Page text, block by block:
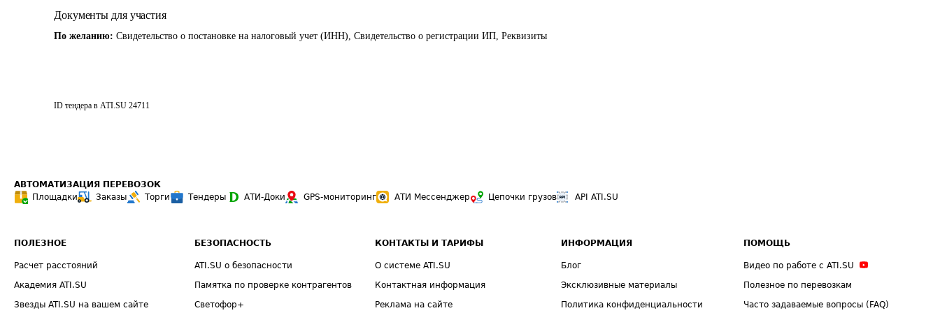
Документы для участия
По желанию: Свидетельство о постановке на налоговый учет (ИНН), Свидетельство о регистрации ИП, Реквизиты
ID тендера в ATI.SU 24711
АВТОМАТИЗАЦИЯ ПЕРЕВОЗОК
Площадки
Заказы Торги Тендеры АТИ-Доки GPS-мониторинг АТИ Мессенджер Цепочки грузов API ATI.SU
ПОЛЕЗНОЕ
Расчет расстояний
Академия ATI.SU
Звезды ATI.SU на вашем сайте
БЕЗОПАСНОСТЬ
ATI.SU о безопасности
Памятка по проверке контрагентов
Светофор+
КОНТАКТЫ И ТАРИФЫ
О системе ATI.SU
Контактная информация
Реклама на сайте
ИНФОРМАЦИЯ
Блог
Эксклюзивные материалы
Политика конфиденциальности
ПОМОЩЬ
Видео по работе с ATI.SU
Полезное по перевозкам
Часто задаваемые вопросы (FAQ)